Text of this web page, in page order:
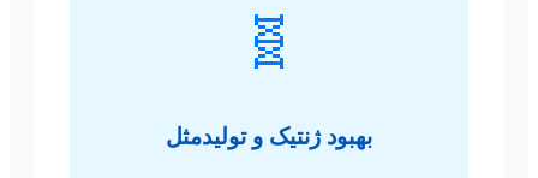
🧬
بهبود ژنتیک و تولیدمثل